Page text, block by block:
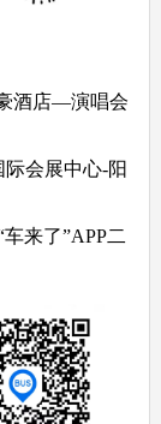
酒店—演唱会
会展中心-阳
来了”APP二